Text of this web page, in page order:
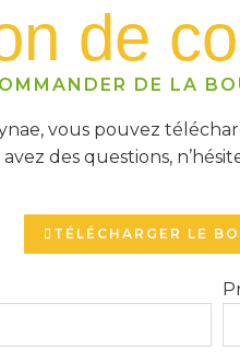
de
DE LA
vous pouvez
des questions,
TÉLÉCHARGER LE